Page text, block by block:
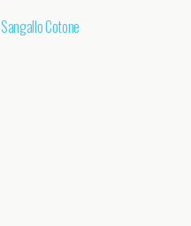
Sangallo Cotone